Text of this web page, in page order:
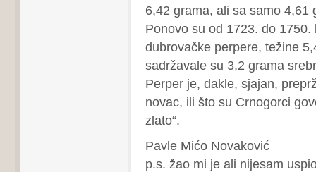
6,42 grama, ali sa samo 4,61
Ponovo su od 1723. do 1750.
dubrovačke perpere, težine
sadržavale su 3,2 grama
Perper je, dakle, sjajan,
novac, ili što su Crnogorci
zlato“.
Pavle Mićo Novaković
p.s. žao mi je ali nijesam